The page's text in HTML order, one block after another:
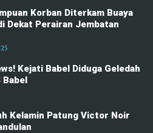
Korban Diterkam Buaya
Dekat Perairan Jembatan
Kejati Babel Diduga Geledah
Babel
Kelamin Patung Victor Noir